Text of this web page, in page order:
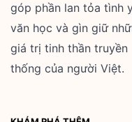
góp phần lan tỏa tình
văn học và gìn giữ
giá trị tinh thần truyền
thống của người Việt.